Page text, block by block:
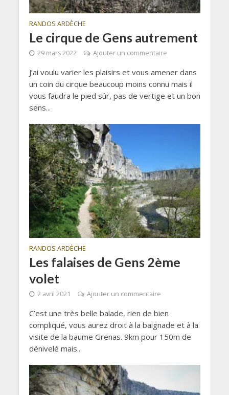
RANDOS ARDÈCHE
Le cirque de Gens autrement
29 mars 2022 Ajouter un commentaire
J’ai voulu varier les plaisirs et vous amener dans
un coin du cirque beaucoup moins connu mais il
vous faudra le pied sûr, pas de vertige et un bon
sens...
RANDOS ARDÈCHE
Les falaises de Gens 2ème
volet
2 avril 2021 Ajouter un commentaire
C’est une très belle balade, rien de bien
compliqué, vous aurez droit à la baignade et à la
visite de la baume Grenas. 9km pour 150m de
dénivelé mais...